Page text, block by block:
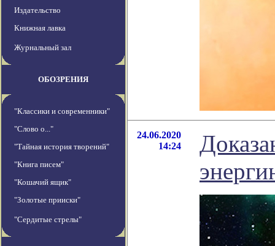
Издательство
Книжная лавка
Журнальный зал
ОБОЗРЕНИЯ
"Классики и современники"
"Слово о..."
"Тайная история творений"
"Книга писем"
"Кошачий ящик"
"Золотые прииски"
"Сердитые стрелы"
24.06.2020
14:24